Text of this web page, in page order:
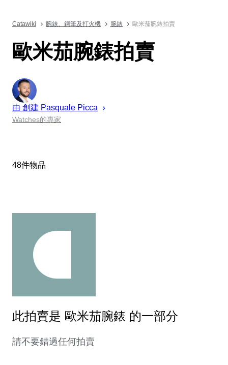
Catawiki 腕錶、鋼筆及打火機 腕錶 歐米茄腕錶拍賣
歐米茄腕錶拍賣
由 創建 Pasquale Picca
Watches的專家
48件物品
此拍賣是 歐米茄腕錶 的一部分
請不要錯過任何拍賣